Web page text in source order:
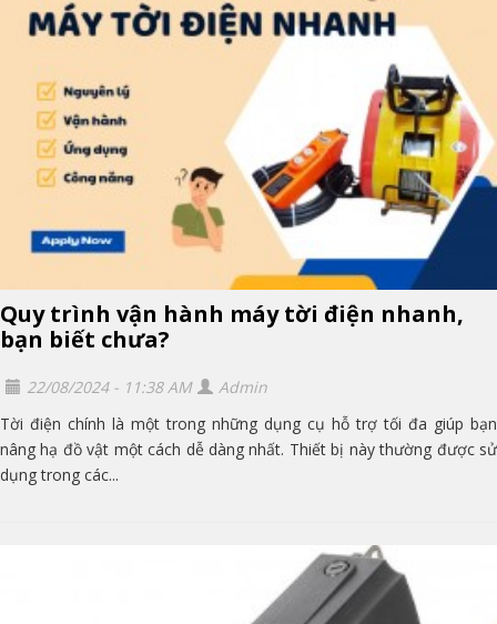
Quy trình vận hành máy tời điện nhanh,
bạn biết chưa?
22/08/2024 - 11:38 AM
Admin
Tời điện chính là một trong những dụng cụ hỗ trợ tối đa giúp bạn
nâng hạ đồ vật một cách dễ dàng nhất. Thiết bị này thường được sử
dụng trong các...